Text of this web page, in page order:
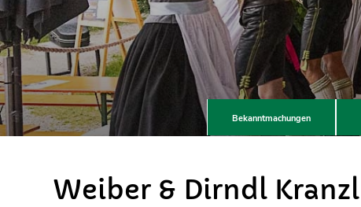
Bekanntmachungen
Weiber & Dirndl Kranzl